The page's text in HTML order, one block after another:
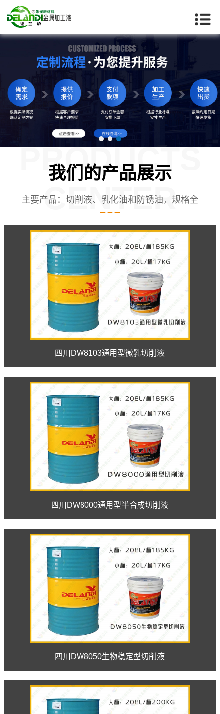
我们的产品展示
PRODUCTS
CENTER
主要产品：切削液、乳化油和防锈油，规格全
四川DW8103通用型微乳切削液
四川DW8000通用型半合成切削液
四川DW8050生物稳定型切削液